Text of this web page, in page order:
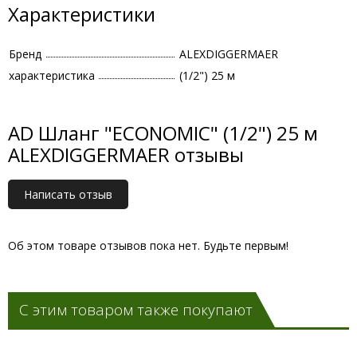
Характеристики
Бренд
ALEXDIGGERMAER
характеристика
(1/2") 25 м
AD Шланг "ECONOMIC" (1/2") 25 м
ALEXDIGGERMAER отзывы
Написать отзыв
Об этом товаре отзывов пока нет. Будьте первым!
С этим товаром также покупают